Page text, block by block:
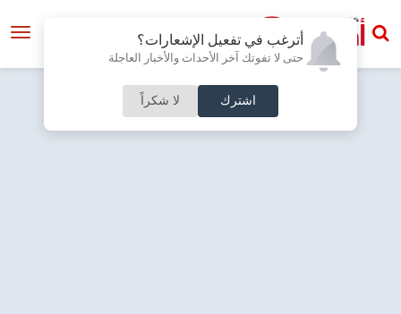
أترغب في تفعيل الإشعارات؟
حتى لا تفوتك آخر الأحداث والأخبار العاجلة
اشترك لا شكراً